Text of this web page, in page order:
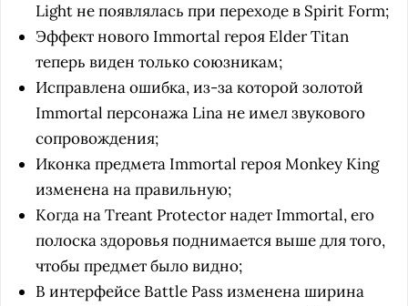
Light не появлялась при переходе в Spirit Form;
Эффект нового Immortal героя Elder Titan
теперь виден только союзникам;
Исправлена ошибка, из-за которой золотой
Immortal персонажа Lina не имел звукового
сопровождения;
Иконка предмета Immortal героя Monkey King
изменена на правильную;
Когда на Treant Protector надет Immortal, его
полоска здоровья поднимается выше для того,
чтобы предмет было видно;
В интерфейсе Battle Pass изменена ширина